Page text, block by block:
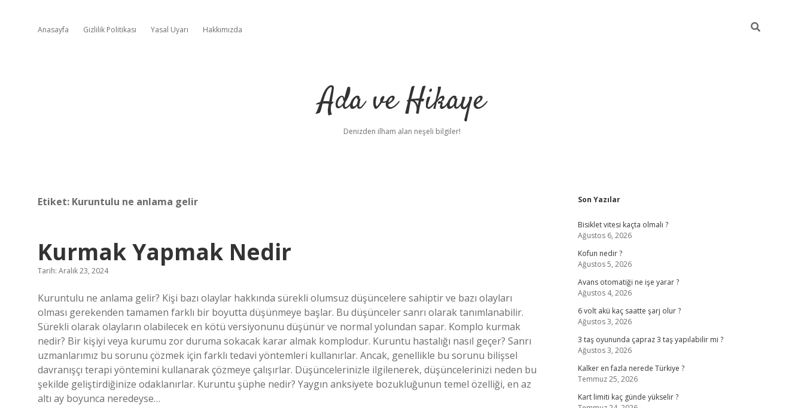
Anasayfa Gizlilik Politikası Yasal Uyarı Hakkımızda
Ada ve Hikaye
Denizden ilham alan neşeli bilgiler!
Etiket: Kuruntulu ne anlama gelir
Kurmak Yapmak Nedir
Tarih: Aralık 23, 2024
Kuruntulu ne anlama gelir? Kişi bazı olaylar hakkında sürekli olumsuz düşüncelere sahiptir ve bazı olayları
olması gerekenden tamamen farklı bir boyutta düşünmeye başlar. Bu düşünceler sanrı olarak tanımlanabilir.
Sürekli olarak olayların olabilecek en kötü versiyonunu düşünür ve normal yolundan sapar. Komplo kurmak
nedir? Bir kişiyi veya kurumu zor duruma sokacak karar almak komplodur. Kuruntu hastalığı nasıl geçer? Sanrı
uzmanlarımız bu sorunu çözmek için farklı tedavi yöntemleri kullanırlar. Ancak, genellikle bu sorunu bilişsel
davranışçı terapi yöntemini kullanarak çözmeye çalışırlar. Düşüncelerinizle ilgilenerek, düşüncelerinizi neden bu
şekilde geliştirdiğinize odaklanırlar. Kuruntu şüphe nedir? Yaygın anksiyete bozukluğunun temel özelliği, en az
altı ay boyunca neredeyse…
Sidebar
Son Yazılar
Bisiklet vitesi kaçta olmalı ?
Ağustos 6, 2026
Kofun nedir ?
Ağustos 5, 2026
Avans otomatiği ne işe yarar ?
Ağustos 4, 2026
6 volt akü kaç saatte şarj olur ?
Ağustos 3, 2026
3 taş oyununda çapraz 3 taş yapılabilir mi ?
Ağustos 3, 2026
Kalker en fazla nerede Türkiye ?
Temmuz 25, 2026
Kart limiti kaç günde yükselir ?